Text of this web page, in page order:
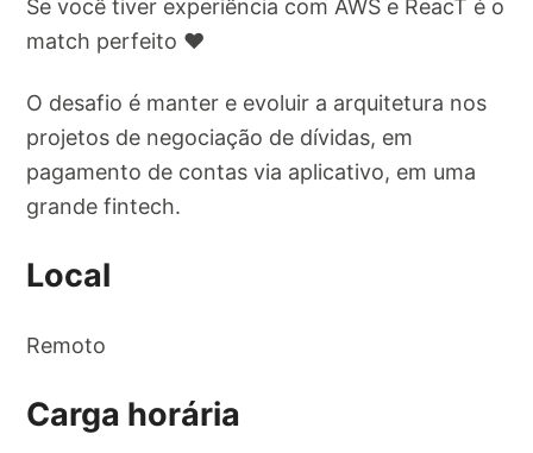
Se você tiver experiência com AWS e ReacT é o
match perfeito ❤️
O desafio é manter e evoluir a arquitetura nos
projetos de negociação de dívidas, em
pagamento de contas via aplicativo, em uma
grande fintech.
Local
Remoto
Carga horária